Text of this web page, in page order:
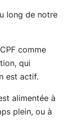
long de notre
comme
qui
est actif.
alimentée à
plein, ou à